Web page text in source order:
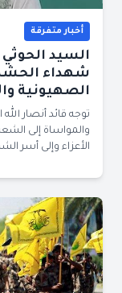
أخبار متفرقة
السيد
شهداء
الصهيونية
توجه قائد أنصار
والمواساة إلى
الأعزاء وإلى أسر